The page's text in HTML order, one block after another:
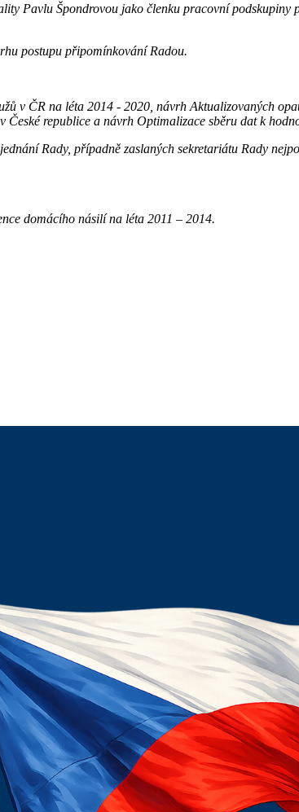
Pavlu Špondrovou jako členku pracovní
postupu připomínkování Radou.
v ČR na léta 2014 - 2020, návrh Aktualizovaných
republice a návrh Optimalizace sběru dat k
Rady, případně zaslaných sekretariátu Rady
domácího násilí na léta 2011 – 2014.